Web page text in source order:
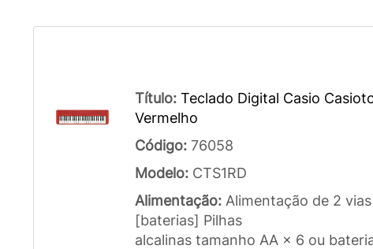
Título:Teclado Digital Casio
Vermelho
Código: 76058
Modelo: CTS1RD
Alimentação: Alimentação de 2 vias
[baterias] Pilhas
alcalinas tamanho AA × 6 ou